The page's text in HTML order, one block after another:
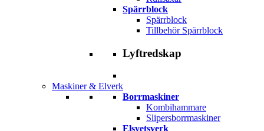
Spärrblock
Spärrblock
Tillbehör Spärrblock
Lyftredskap
Maskiner & Elverk
Borrmaskiner
Kombihammare
Slipersborrmaskiner
Elsvetsverk